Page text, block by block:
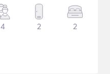
4 2 2